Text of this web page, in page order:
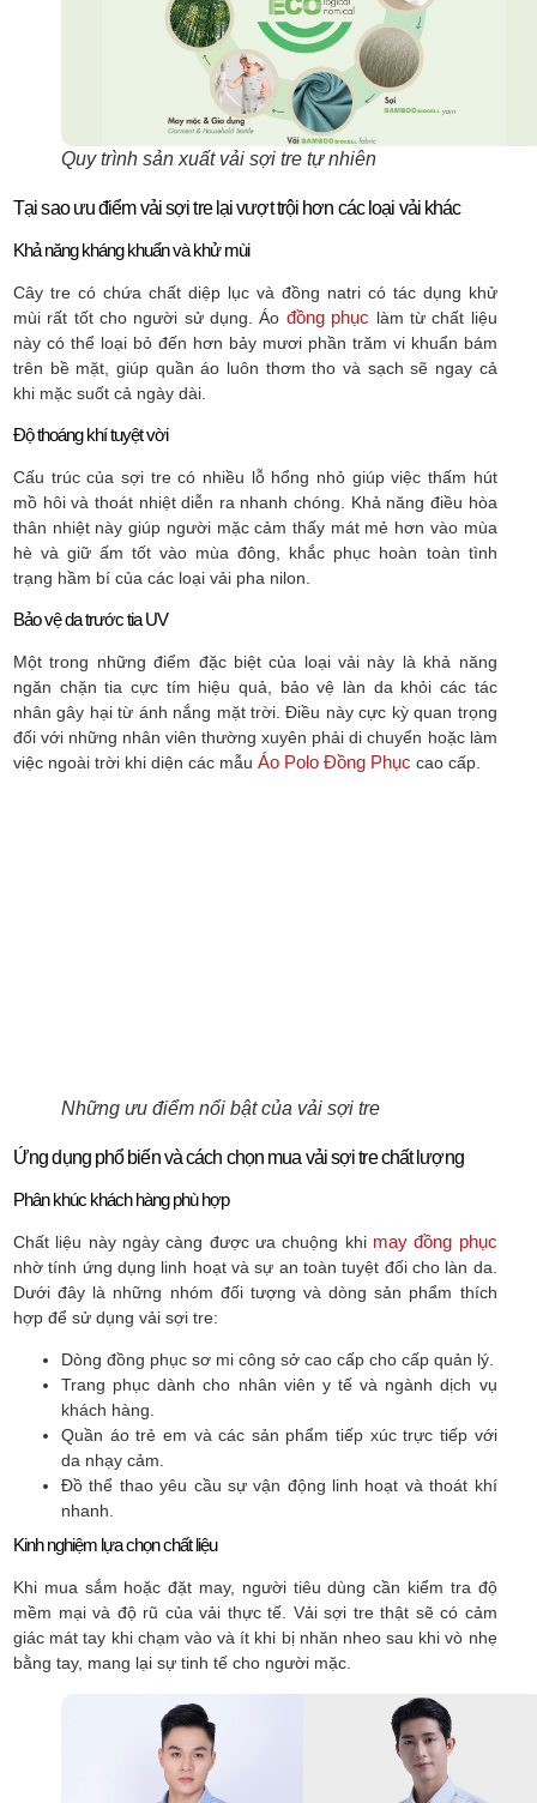
Quy trình sản xuất vải sợi tre tự nhiên
Tại sao ưu điểm vải sợi tre lại vượt trội hơn các loại vải khác
Khả năng kháng khuẩn và khử mùi
Cây tre có chứa chất diệp lục và đồng natri có tác dụng khử
mùi rất tốt cho người sử dụng. Áo đồng phục làm từ chất liệu
này có thể loại bỏ đến hơn bảy mươi phần trăm vi khuẩn bám
trên bề mặt, giúp quần áo luôn thơm tho và sạch sẽ ngay cả
khi mặc suốt cả ngày dài.
Độ thoáng khí tuyệt vời
Cấu trúc của sợi tre có nhiều lỗ hổng nhỏ giúp việc thấm hút
mồ hôi và thoát nhiệt diễn ra nhanh chóng. Khả năng điều hòa
thân nhiệt này giúp người mặc cảm thấy mát mẻ hơn vào mùa
hè và giữ ấm tốt vào mùa đông, khắc phục hoàn toàn tình
trạng hầm bí của các loại vải pha nilon.
Bảo vệ da trước tia UV
Một trong những điểm đặc biệt của loại vải này là khả năng
ngăn chặn tia cực tím hiệu quả, bảo vệ làn da khỏi các tác
nhân gây hại từ ánh nắng mặt trời. Điều này cực kỳ quan trọng
đối với những nhân viên thường xuyên phải di chuyển hoặc làm
việc ngoài trời khi diện các mẫu Áo Polo Đồng Phục cao cấp.
Những ưu điểm nổi bật của vải sợi tre
Ứng dụng phổ biến và cách chọn mua vải sợi tre chất lượng
Phân khúc khách hàng phù hợp
Chất liệu này ngày càng được ưa chuộng khi may đồng phục
nhờ tính ứng dụng linh hoạt và sự an toàn tuyệt đối cho làn da.
Dưới đây là những nhóm đối tượng và dòng sản phẩm thích
hợp để sử dụng vải sợi tre:
Dòng đồng phục sơ mi công sở cao cấp cho cấp quản lý.
Trang phục dành cho nhân viên y tế và ngành dịch vụ
khách hàng.
Quần áo trẻ em và các sản phẩm tiếp xúc trực tiếp với
da nhạy cảm.
Đồ thể thao yêu cầu sự vận động linh hoạt và thoát khí
nhanh.
Kinh nghiệm lựa chọn chất liệu
Khi mua sắm hoặc đặt may, người tiêu dùng cần kiểm tra độ
mềm mại và độ rũ của vải thực tế. Vải sợi tre thật sẽ có cảm
giác mát tay khi chạm vào và ít khi bị nhăn nheo sau khi vò nhẹ
bằng tay, mang lại sự tinh tế cho người mặc.